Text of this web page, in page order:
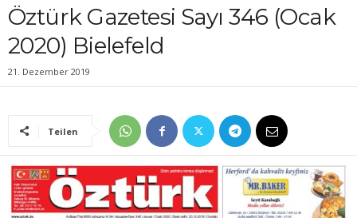
Öztürk Gazetesi Sayı 346 (Ocak
2020) Bielefeld
21. Dezember 2019
Teilen